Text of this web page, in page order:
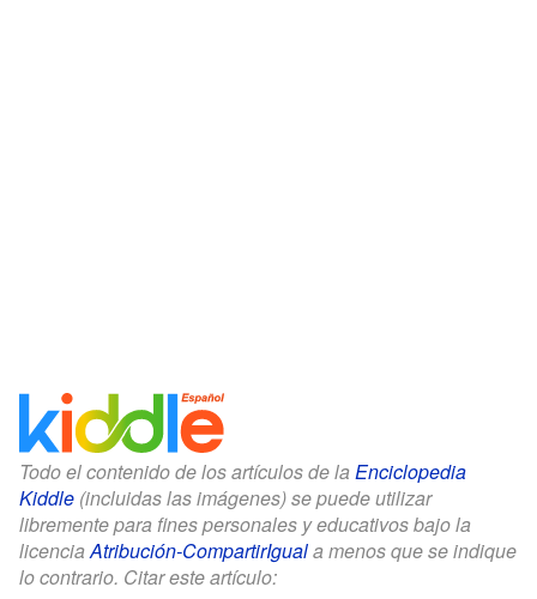
Todo el contenido de los artículos de la Enciclopedia
Kiddle (incluidas las imágenes) se puede utilizar
libremente para fines personales y educativos bajo la
licenciaAtribución-CompartirIguala menos que se indique
lo contrario. Citar este artículo: